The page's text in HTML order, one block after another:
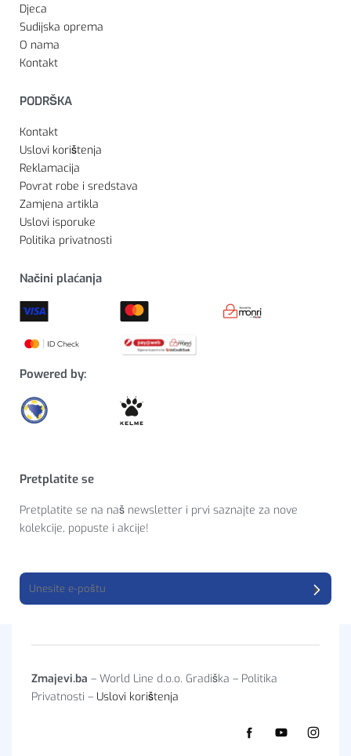
Djeca
Sudijska oprema
O nama
Kontakt
PODRŠKA
Kontakt
Uslovi korištenja
Reklamacija
Povrat robe i sredstava
Zamjena artikla
Uslovi isporuke
Politika privatnosti
Načini plaćanja
Powered by:
Pretplatite se
Pretplatite se na naš newsletter i prvi saznajte za nove
kolekcije, popuste i akcije!
Zmajevi.ba – World Line d.o.o. Gradiška – Politika
Privatnosti – Uslovi korištenja